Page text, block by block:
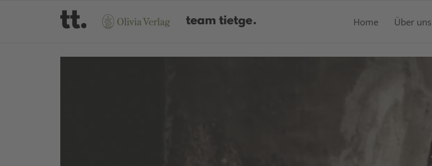
Home Über uns